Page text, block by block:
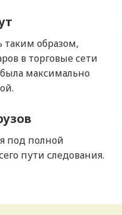
образом,
в торговые сети
максимально
под полной
пути следования.